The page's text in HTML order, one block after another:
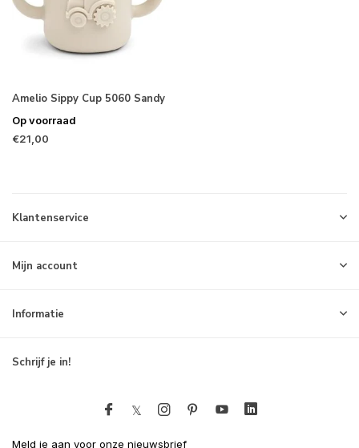
Amelio Sippy Cup 5060 Sandy
Op voorraad
€21,00
Klantenservice
Mijn account
Informatie
Schrijf je in!
Meld je aan voor onze nieuwsbrief